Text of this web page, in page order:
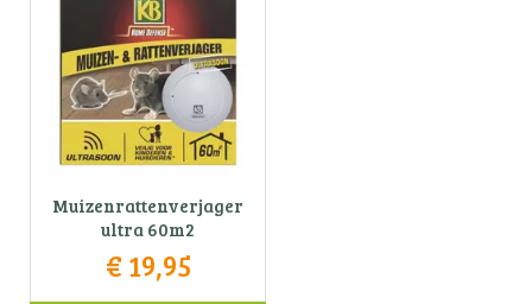
Muizenrattenverjager
ultra 60m2
€ 19,95